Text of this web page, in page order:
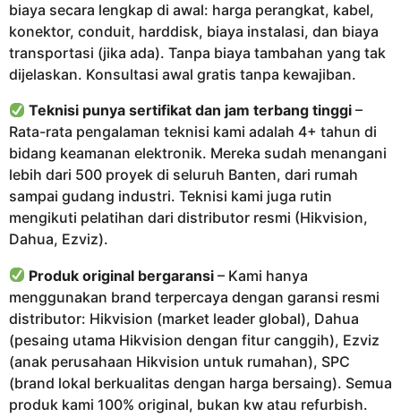
biaya secara lengkap di awal: harga perangkat, kabel,
konektor, conduit, harddisk, biaya instalasi, dan biaya
transportasi (jika ada). Tanpa biaya tambahan yang tak
dijelaskan. Konsultasi awal gratis tanpa kewajiban.
Teknisi punya sertifikat dan jam terbang tinggi –
Rata-rata pengalaman teknisi kami adalah 4+ tahun di
bidang keamanan elektronik. Mereka sudah menangani
lebih dari 500 proyek di seluruh Banten, dari rumah
sampai gudang industri. Teknisi kami juga rutin
mengikuti pelatihan dari distributor resmi (Hikvision,
Dahua, Ezviz).
Produk original bergaransi – Kami hanya
menggunakan brand terpercaya dengan garansi resmi
distributor: Hikvision (market leader global), Dahua
(pesaing utama Hikvision dengan fitur canggih), Ezviz
(anak perusahaan Hikvision untuk rumahan), SPC
(brand lokal berkualitas dengan harga bersaing). Semua
produk kami 100% original, bukan kw atau refurbish.